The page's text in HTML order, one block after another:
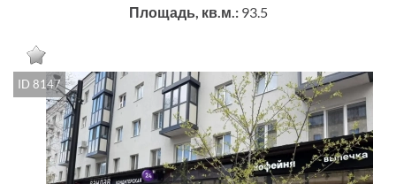
Площадь, кв.м.: 93.5
ID 8147